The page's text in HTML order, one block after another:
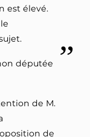
est élevé.
députée
de M.
de